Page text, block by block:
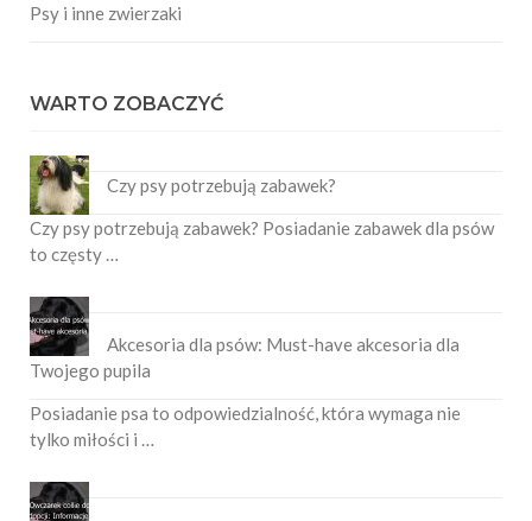
Psy i inne zwierzaki
WARTO ZOBACZYĆ
Czy psy potrzebują zabawek?
Czy psy potrzebują zabawek? Posiadanie zabawek dla psów
to częsty …
Akcesoria dla psów: Must-have akcesoria dla
Twojego pupila
Posiadanie psa to odpowiedzialność, która wymaga nie
tylko miłości i …